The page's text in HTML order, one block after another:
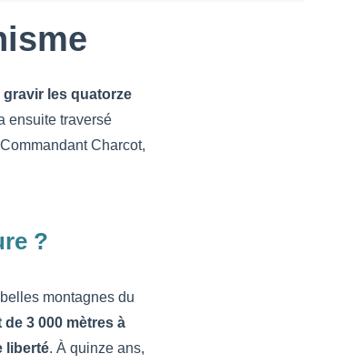
gravir les quatorze
ensuite traversé
Charcot,
?
montagnes du
3 000 mètres à
liberté. À quinze ans,